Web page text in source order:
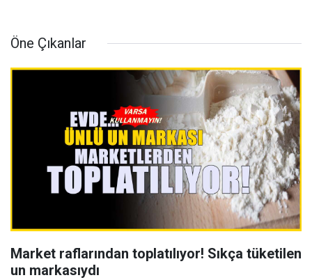
Öne Çıkanlar
Market raflarından toplatılıyor! Sıkça tüketilen
un markasıydı